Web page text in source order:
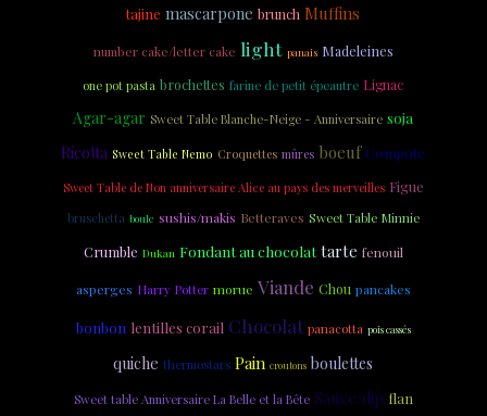
tajine mascarpone brunch Muffins
number cake/letter cake light panais Madeleines
one pot pasta brochettes farine de petit épeautre Lignac
Agar-agar Sweet Table Blanche-Neige - Anniversaire soja
Ricotta Sweet Table Nemo Croquettes mûres boeuf Compote
Sweet Table de Non anniversaire Alice au pays des merveilles Figue
bruschetta boule sushis/makis Betteraves Sweet Table Minnie
Crumble Dukan Fondant au chocolat tarte fenouil
asperges Harry Potter morue Viande Chou pancakes
bonbon lentilles corail Chocolat panacotta pois cassés
quiche thermostars Pain croutons boulettes
Sweet table Anniversaire La Belle et la Bête Sauce/dip flan